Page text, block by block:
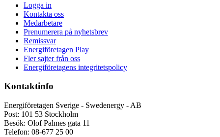
Logga in
Kontakta oss
Medarbetare
Prenumerera på nyhetsbrev
Remissvar
Energiföretagen Play
Fler sajter från oss
Energiföretagens integritetspolicy
Kontaktinfo
Energiföretagen Sverige - Swedenergy - AB
Post: 101 53 Stockholm
Besök: Olof Palmes gata 11
Telefon: 08-677 25 00